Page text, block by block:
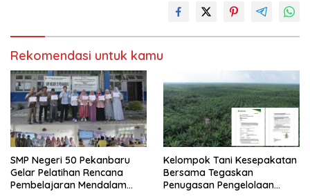
Rekomendasi untuk kamu
SMP Negeri 50 Pekanbaru
Gelar Pelatihan Rencana
Pembelajaran Mendalam
Kelompok Tani Kesepakatan
Bersama Tegaskan
Penugasan Pengelolaan